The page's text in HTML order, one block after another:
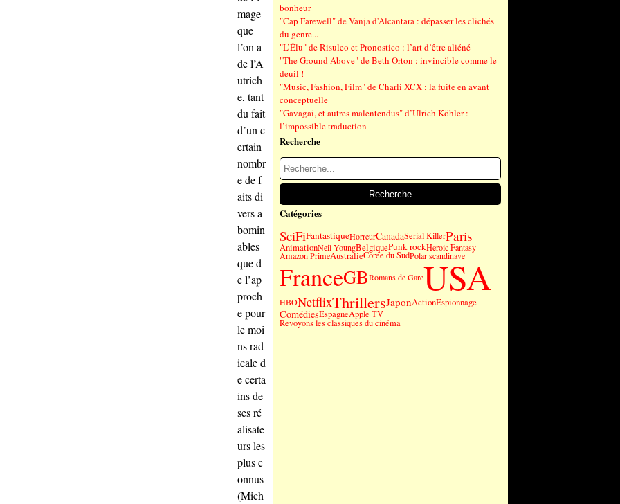
mage
que
l’on a
de l’A
utrich
e, tant
du fait
d’un c
ertain
nombr
e de f
aits di
vers a
bomin
ables
que d
e l’ap
proch
e pour
le moi
ns rad
icale d
e certa
ins de
ses ré
alisate
urs les
plus c
onnus
(Mich
bonheur
"Cap Farewell" de Vanja d'Alcantara : dépasser les clichés
du genre...
"L’Élu" de Risuleo et Pronostico : l’art d’être aliéné
"The Ground Above" de Beth Orton : invincible comme le
deuil !
"Music, Fashion, Film" de Charli XCX : la fuite en avant
conceptuelle
"Gavagai, et autres malentendus" d’Ulrich Köhler :
l’impossible traduction
Recherche
Catégories
SciFiFantastiqueHorreurCanadaSerial KillerParis
AnimationNeil YoungBelgiquePunk rockHeroic Fantasy
Amazon PrimeAustralieCorée du SudPolar scandinave
FranceGBRomans de GareUSA
HBONetflixThrillersJaponActionEspionnage
ComédiesEspagneApple TV
Revoyons les classiques du cinéma